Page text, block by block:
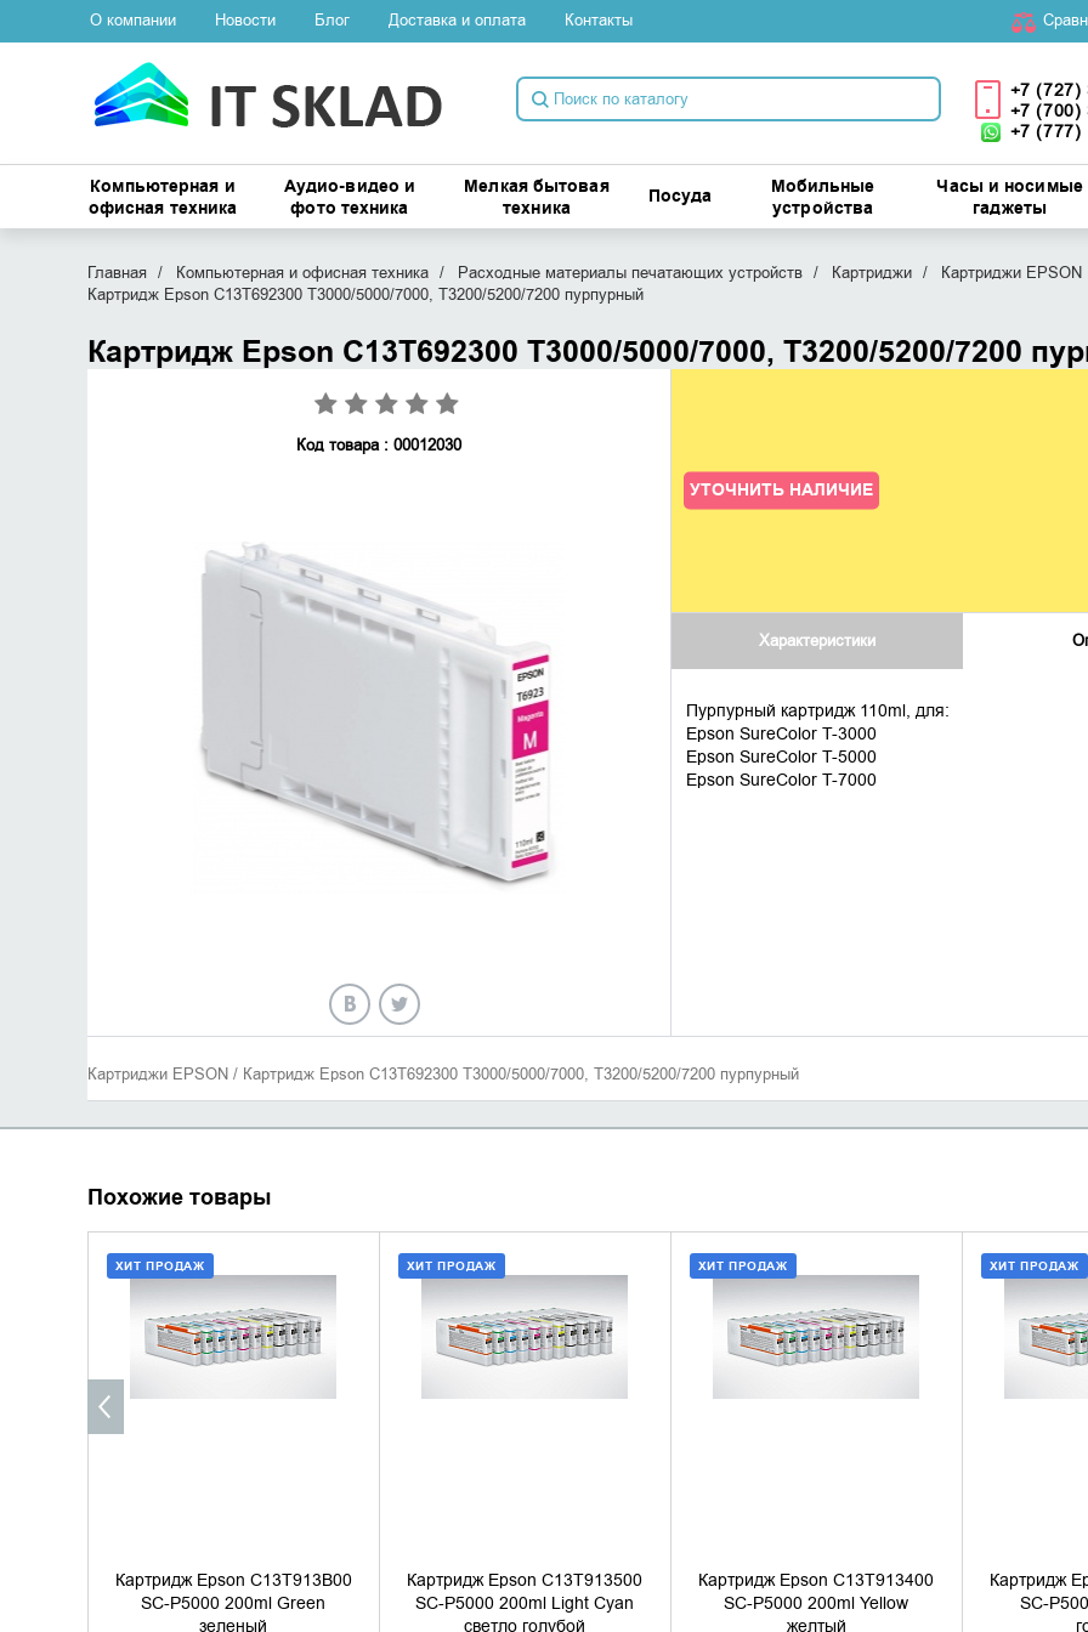
О компании Новости Блог Доставка и оплата Контакты
+7 (727)
+7 (700)
+7 (777)
Компьютерная и
офисная техника
Аудио-видео и
фото техника
Мелкая бытовая
техника
Посуда
Мобильные
устройства
Часы и носимые
гаджеты
Главная Компьютерная и офисная техника Расходные материалы печатающих устройств Картриджи
Картриджи EPSON
Картридж Epson C13T692300 T3000/5000/7000, Т3200/5200/7200 пурпурный
Картридж Epson C13T692300 T3000/5000/7000, Т3200/5200/7200
Код товара : 00012030
УТОЧНИТЬ НАЛИЧИЕ
Характеристики
Пурпурный картридж 110ml, для:
Epson SureColor T-3000
Epson SureColor T-5000
Epson SureColor T-7000
Картриджи EPSON / Картридж Epson C13T692300 T3000/5000/7000, Т3200/5200/7200 пурпурный
Похожие товары
Картридж Epson C13T913B00
SC-P5000 200ml Green
зеленый
ХИТ ПРОДАЖ
КУПИТЬ В 1 КЛИК
Картридж Epson C13T913500
SC-P5000 200ml Light Cyan
светло голубой
ХИТ ПРОДАЖ
КУПИТЬ В 1 КЛИК
Картридж Epson C13T913400
SC-P5000 200ml Yellow
желтый
ХИТ ПРОДАЖ
КУПИТЬ В 1 КЛИК
Картридж
SC-
ХИТ ПРОДАЖ